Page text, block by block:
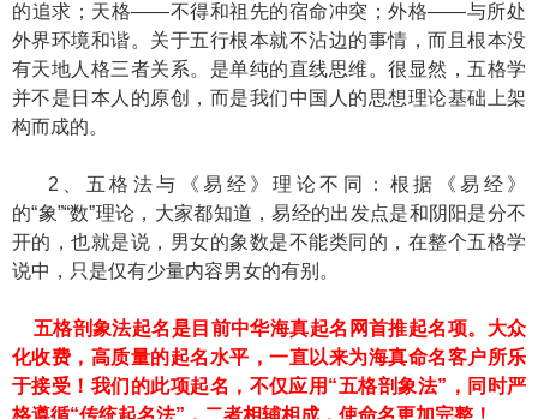
的追求；天格——不得和祖先的宿命冲突；外格——与所处
外界环境和谐。关于五行根本就不沾边的事情，而且根本没
有天地人格三者关系。是单纯的直线思维。很显然，五格学
并不是日本人的原创，而是我们中国人的思想理论基础上架
构而成的。
2、五格法与《易经》理论不同：根据《易经》
的“象”“数”理论，大家都知道，易经的出发点是和阴阳是分不
开的，也就是说，男女的象数是不能类同的，在整个五格学
说中，只是仅有少量内容男女的有别。
五格剖象法起名是目前中华海真起名网首推起名项。大众
化收费，高质量的起名水平，一直以来为海真命名客户所乐
于接受！我们的此项起名，不仅应用“五格剖象法”，同时严
格遵循“传统起名法”，二者相辅相成，使命名更加完整！